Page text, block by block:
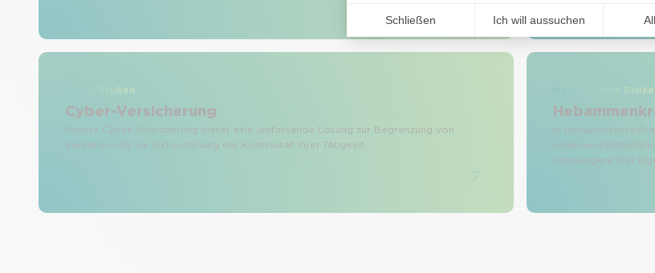
Cyber Risiken
Cyber-Versicherung
Unsere Cyber-Versicherung bietet eine umfassende Lösung zur Begrenzung von
Verlusten und zur Sicherstellung der Kontinuität Ihrer Tätigkeit.
Medizinische
In
sollen
Schwangere hier